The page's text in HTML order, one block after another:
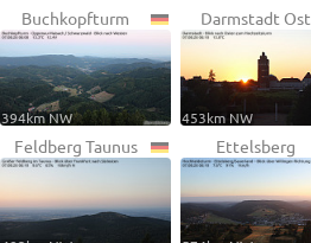
Buchkopfturm
394km NW
Darmstadt Ost
453km NW
Feldberg Taunus Ettelsberg